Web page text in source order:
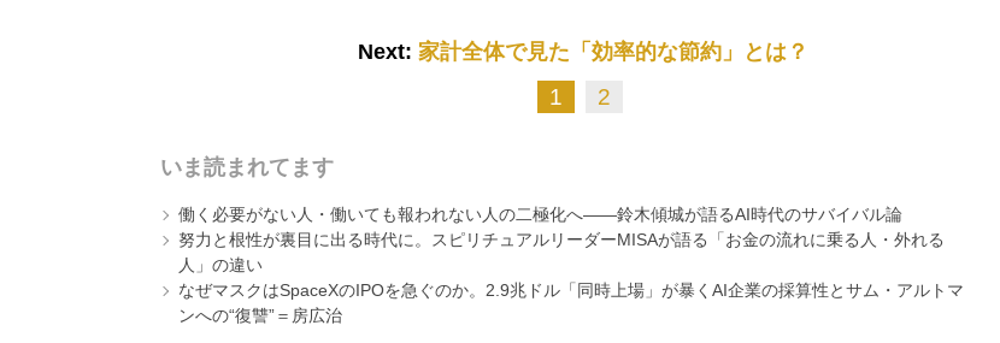
Next: 家計全体で見た「効率的な節約」とは？
1 2
いま読まれてます
働く必要がない人・働いても報われない人の二極化へ――鈴木傾城が語るAI時代のサバイバル論
努力と根性が裏目に出る時代に。スピリチュアルリーダーMISAが語る「お金の流れに乗る人・外れる
人」の違い
なぜマスクはSpaceXのIPOを急ぐのか。2.9兆ドル「同時上場」が暴くAI企業の採算性とサム・アルトマ
ンへの“復讐”＝房広治